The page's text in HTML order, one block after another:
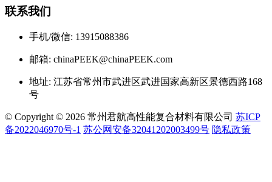
联系我们
手机/微信: 13915088386
邮箱: chinaPEEK@chinaPEEK.com
地址: 江苏省常州市武进区武进国家高新区景德西路168
号
© Copyright © 2026 常州君航高性能复合材料有限公司 苏ICP
备2022046970号-1 苏公网安备32041202003499号 隐私政策